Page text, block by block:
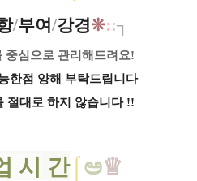
/부여/강경❊::┐
중심으로 관리해드려요​!
한점 양해 부탁드립니다
절대로 하지 않습니다​ !!​​
시 간⌠ಅ♕